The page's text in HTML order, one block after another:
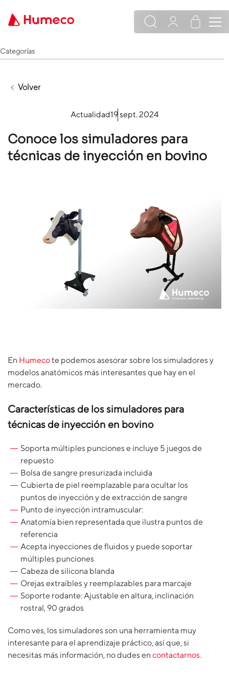
Categorías
Volver
Actualidad19 sept. 2024
Conoce los simuladores para
técnicas de inyección en bovino
En Humecote podemos asesorar sobre los simuladores y
modelos anatómicos más interesantes que hay en el
mercado.
Características de los simuladores para
técnicas de inyección en bovino
Soporta múltiples punciones e incluye 5 juegos de
repuesto
Bolsa de sangre presurizada incluida
Cubierta de piel reemplazable para ocultar los
puntos de inyección y de extracción de sangre
Punto de inyección intramuscular:
Anatomía bien representada que ilustra puntos de
referencia
Acepta inyecciones de fluidos y puede soportar
múltiples punciones
Cabeza de silicona blanda
Orejas extraíbles y reemplazables para marcaje
Soporte rodante: Ajustable en altura, inclinación
rostral, 90 grados
Como ves, los simuladores son una herramienta muy
interesante para el aprendizaje práctico, así que, si
necesitas más información, no dudes en contactarnos.